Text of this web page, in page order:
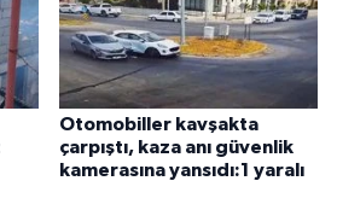
Otomobiller kavşakta
çarpıştı, kaza anı güvenlik
kamerasına yansıdı:1 yaralı